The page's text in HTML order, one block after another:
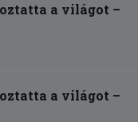
a világot –
a világot –